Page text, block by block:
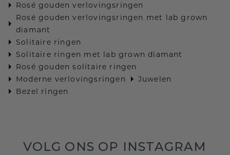
Rosé gouden verlovingsringen
Rosé gouden verlovingsringen met lab grown
diamant
Solitaire ringen
Solitaire ringen met lab grown diamant
Rosé gouden solitaire ringen
Moderne verlovingsringen
Juwelen
Bezel ringen
VOLG ONS OP INSTAGRAM